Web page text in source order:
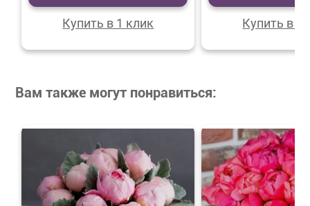
Купить в 1 клик Купить в 1
Вам также могут понравиться: